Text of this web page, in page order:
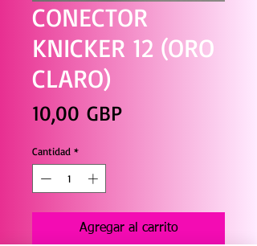
CONECTOR
KNICKER 12 (ORO
CLARO)
10,00 GBPPrecio
Cantidad *
Agregar al carrito